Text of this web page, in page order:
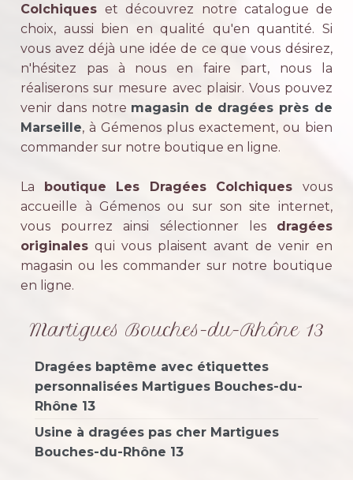
Colchiqueset découvrez notre catalogue de
choix, aussi bien en qualité qu'en quantité. Si
vous avez déjà une idée de ce que vous désirez,
n'hésitez pas à nous en faire part, nous la
réaliserons sur mesure avec plaisir. Vous pouvez
venir dans notre magasin de dragées près de
Marseille, à Gémenos plus exactement, ou bien
commander sur notre boutique en ligne.
La boutique Les Dragées Colchiques vous
accueille à Gémenos ou sur son site internet,
vous pourrez ainsi sélectionner les dragées
originales qui vous plaisent avant de venir en
magasin ou les commander sur notre boutique
en ligne.
Martigues Bouches-du-Rhône 13
Dragées baptême avec étiquettes
personnalisées Martigues Bouches-du-
Rhône 13
Usine à dragées pas cher Martigues
Bouches-du-Rhône 13